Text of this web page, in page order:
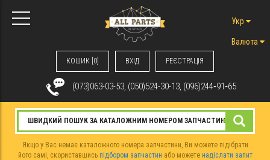
КОШИК [0] ВХIД РЕЄСТРАЦІЯ
Укр
Валюта
(073)063-03-53, (050)524-30-13, (096)244‑91‑65
Якщо у Вас немає каталожного номера запчастини, Ви можете підібрати
його самі, скориставшись підбором запчастин або можете надіслати запит